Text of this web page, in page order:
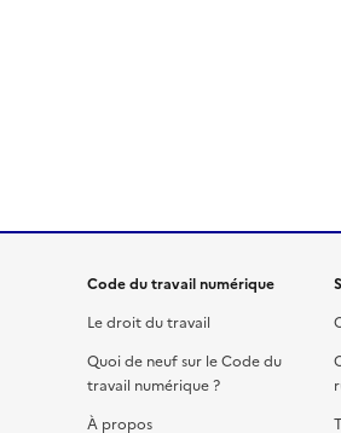
Code du travail numérique
Le droit du travail
Quoi de neuf sur le Code du
travail numérique ?
À propos